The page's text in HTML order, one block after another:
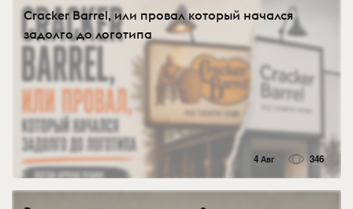
Cracker Barrel, или провал который начался
задолго до логотипа
4 Авг 346